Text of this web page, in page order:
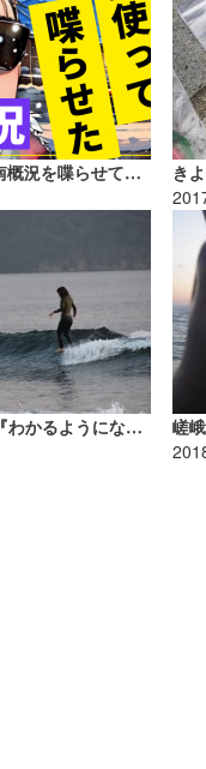
AIツールをつかって湘南概況を喋らせてみた｜MINのウラナミVol.367
嵯峨明日香のウラナミ『わかるようになったこと。』
嵯